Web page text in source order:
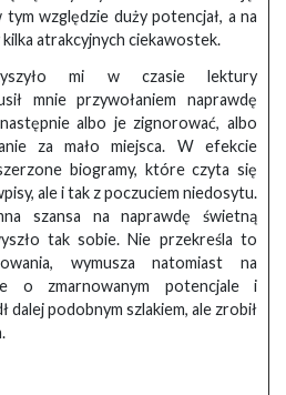
tym względzie duży potencjał, a na
atrakcyjnych ciekawostek.
mi w czasie lektury
mnie przywołaniem naprawdę
albo je zignorować, albo
za mało miejsca. W efekcie
biogramy, które czyta się
ale i tak z poczuciem niedosytu.
szansa na naprawdę świetną
tak sobie. Nie przekreśla to
wymusza natomiast na
o zmarnowanym potencjale i
dalej podobnym szlakiem, ale zrobił